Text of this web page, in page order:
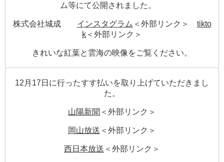
ム等にて公開されました。
株式会社城成 インスタグラム ＜外部リンク＞
tikto
k ＜外部リンク＞
きれいな紅葉と雲海の映像をご覧ください。
12月17日に行ったすす払いを取り上げていただきまし
た。
山陽新聞 ＜外部リンク＞
岡山放送 ＜外部リンク＞
西日本放送 ＜外部リンク＞